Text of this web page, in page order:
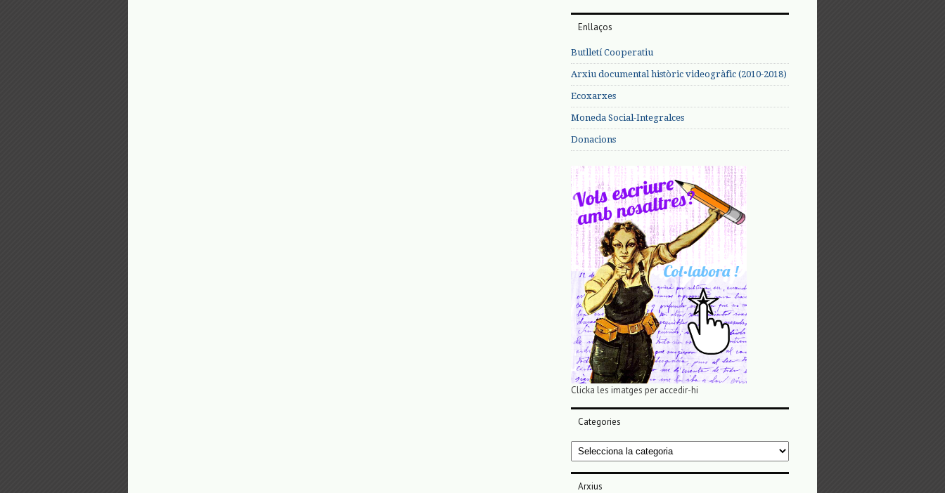
Enllaços
Butlletí Cooperatiu
Arxiu documental històric videogràfic (2010-2018)
Ecoxarxes
Moneda Social-Integralces
Donacions
Clicka les imatges per accedir-hi
Categories
Categories
Arxius